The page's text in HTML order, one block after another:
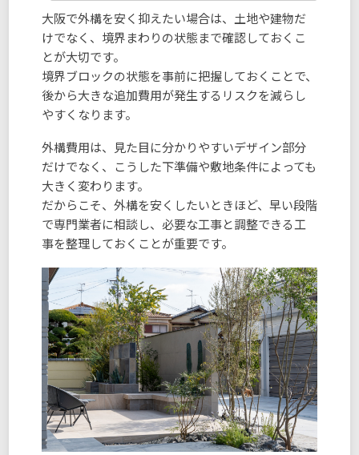
大阪で外構を安く抑えたい場合は、土地や建物だ
けでなく、境界まわりの状態まで確認しておくこ
とが大切です。
境界ブロックの状態を事前に把握しておくことで、
後から大きな追加費用が発生するリスクを減らし
やすくなります。
外構費用は、見た目に分かりやすいデザイン部分
だけでなく、こうした下準備や敷地条件によっても
大きく変わります。
だからこそ、外構を安くしたいときほど、早い段階
で専門業者に相談し、必要な工事と調整できる工
事を整理しておくことが重要です。